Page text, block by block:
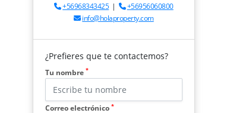
+56968343425|
+56956060800
info@holaproperty.com
¿Prefieres que te contactemos?
Tu nombre *
Correo electrónico *